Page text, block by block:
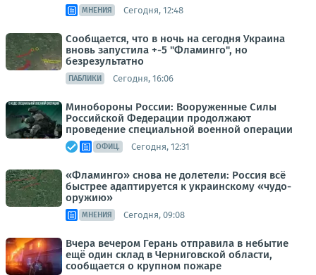
МНЕНИЯ Сегодня, 12:48
Сообщается, что в ночь на сегодня Украина
вновь запустила +-5 "Фламинго", но
безрезультатно
ПАБЛИКИ Сегодня, 16:06
Минобороны России: Вооруженные Силы
Российской Федерации продолжают
проведение специальной военной операции
ОФИЦ. Сегодня, 12:31
«Фламинго» снова не долетели: Россия всё
быстрее адаптируется к украинскому «чудо-
оружию»
МНЕНИЯ Сегодня, 09:08
Вчера вечером Герань отправила в небытие
ещё один склад в Черниговской области,
сообщается о крупном пожаре